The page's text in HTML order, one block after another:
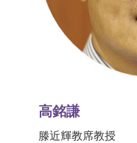
高銘謙
滕近輝教席教授